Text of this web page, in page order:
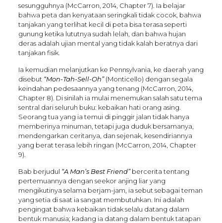
sesungguhnya (McCarron, 2014, Chapter 7). Ia belajar
bahwa peta dan kenyataan seringkali tidak cocok, bahwa
tanjakan yang terlihat kecil di peta bisa terasa seperti
gunung ketika lututnya sudah lelah, dan bahwa hujan
deras adalah ujian mental yang tidak kalah beratnya dari
tanjakan fisik.
Ia kemudian melanjutkan ke Pennsylvania, ke daerah yang
disebut “Mon-Tah-Sell-Oh”(Monticello) dengan segala
keindahan pedesaannya yang tenang (McCarron, 2014,
Chapter 8). Di sinilah ia mulai menemukan salah satu tema
sentral dari seluruh buku: kebaikan hati orang asing.
Seorang tua yang ia temui di pinggir jalan tidak hanya
memberinya minuman, tetapi juga duduk bersamanya,
mendengarkan ceritanya, dan sejenak, kesendiriannya
yang berat terasa lebih ringan (McCarron, 2014, Chapter
9).
Bab berjudul “A Man’s Best Friend”bercerita tentang
pertemuannya dengan seekor anjing liar yang
mengikutinya selama berjam-jam, ia sebut sebagai teman
yang setia di saat ia sangat membutuhkan. Ini adalah
pengingat bahwa kebaikan tidak selalu datang dalam
bentuk manusia; kadang ia datang dalam bentuk tatapan